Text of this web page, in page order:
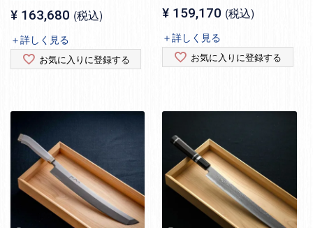
¥ 163,680 税込
＋詳しく見る
お気に入りに登録する
¥ 159,170 税込
＋詳しく見る
お気に入りに登録する